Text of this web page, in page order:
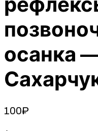
осанка
100₽